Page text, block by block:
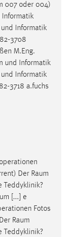
007 oder 004)
Informatik
Informatik
3708
M.Eng.
und Informatik
Informatik
3718 a.fuchs
Der Raum
Teddyklinik?
[...] e
Fotos
Raum
Teddyklinik?